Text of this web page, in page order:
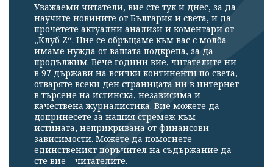
Уважаеми читатели, вие сте тук и днес, за да
научите новините от България и света, и да
прочетете актуални анализи и коментари от
„Клуб Z“. Ние се обръщаме към вас с молба –
имаме нужда от вашата подкрепа, за да
продължим. Вече години вие, читателите ни
в 97 държави на всички континенти по света,
отваряте всеки ден страницата ни в интернет
в търсене на истинска, независима и
качествена журналистика. Вие можете да
допринесете за нашия стремеж към
истината, неприкривана от финансови
зависимости. Можете да помогнете
единственият поръчител на съдържание да
сте вие – читателите.